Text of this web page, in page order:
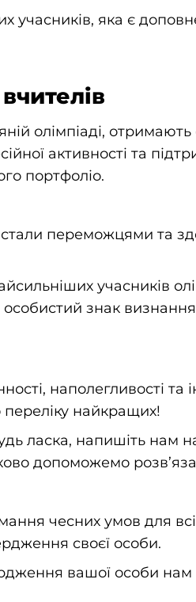
учасників, яка є
олімпіаді,
активності та
портфоліо.
стали переможцями та
учасників
знак визнання
наполегливості та
переліку найкращих!
ласка, напишіть нам
допоможемо
чесних умов для
своєї особи.
вашої особи нам